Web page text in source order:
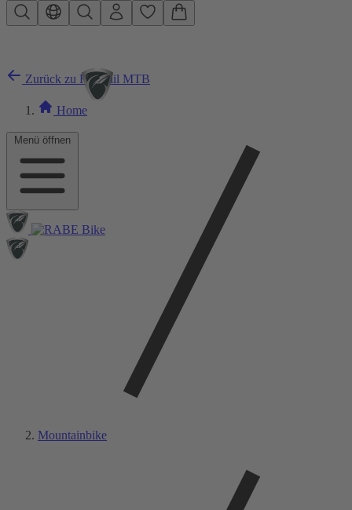
Zum Hauptinhalt springen
Menü öffnen
Zurück zu Hardtail MTB
Home
Mountainbike